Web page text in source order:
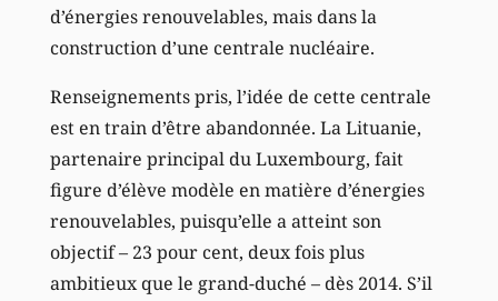
d’énergies renouvelables, mais dans la
construction d’une centrale nucléaire.
Renseignements pris, l’idée de cette centrale
est en train d’être abandonnée. La Lituanie,
partenaire principal du Luxembourg, fait
figure d’élève modèle en matière d’énergies
renouvelables, puisqu’elle a atteint son
objectif – 23 pour cent, deux fois plus
ambitieux que le grand-duché – dès 2014. S’il